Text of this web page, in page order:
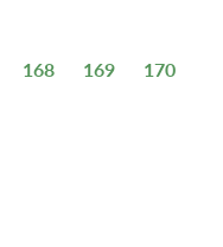
168 169
170